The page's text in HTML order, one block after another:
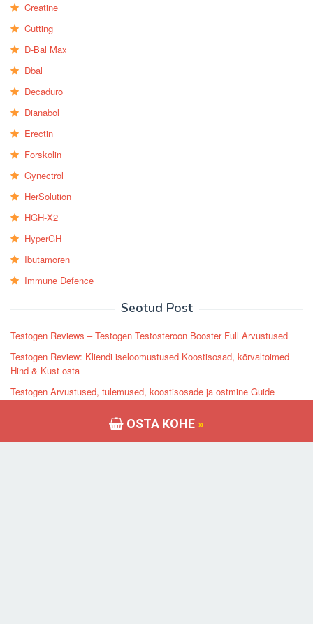
OSTA KOHE »
Creatine
Cutting
D-Bal Max
Dbal
Decaduro
Dianabol
Erectin
Forskolin
Gynectrol
HerSolution
HGH-X2
HyperGH
Ibutamoren
Immune Defence
Seotud Post
Testogen Reviews – Testogen Testosteroon Booster Full Arvustused
Testogen Review: Kliendi iseloomustused Koostisosad, kõrvaltoimed
Hind & Kust osta
Testogen Arvustused, tulemused, koostisosade ja ostmine Guide